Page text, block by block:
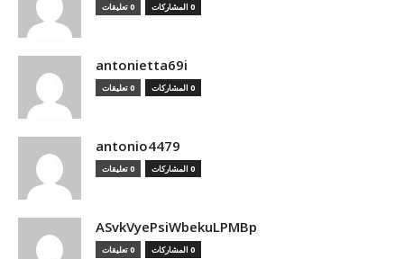
0 المشاركات 0 تعليقات
antonietta69i
0 المشاركات 0 تعليقات
antonio4479
0 المشاركات 0 تعليقات
ASvkVyePsiWbekuLPMBp
0 المشاركات 0 تعليقات